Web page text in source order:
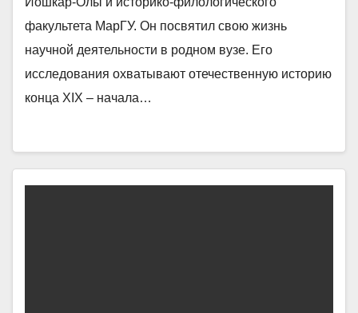
факультета МарГУ. Он посвятил свою жизнь
научной деятельности в родном вузе. Его
исследования охватывают отечественную историю
конца XIX – начала…